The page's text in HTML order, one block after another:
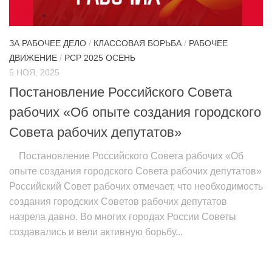
ЗА РАБОЧЕЕ ДЕЛО / КЛАССОВАЯ БОРЬБА/ РАБОЧЕЕ
ДВИЖЕНИЕ / РСР 2025 ОСЕНЬ
5 НОЯ, 2025
Постановление Российского Совета
рабочих «Об опыте создания городского
Совета рабочих депутатов»
Постановление Российского Совета рабочих «Об
опыте создания городского Совета рабочих депутатов»
Российский Совет рабочих отмечает, что необходимость
создания городских Советов рабочих депутатов
назрела давно. Во многих городах России Советы
создавались и вели активную борьбу...